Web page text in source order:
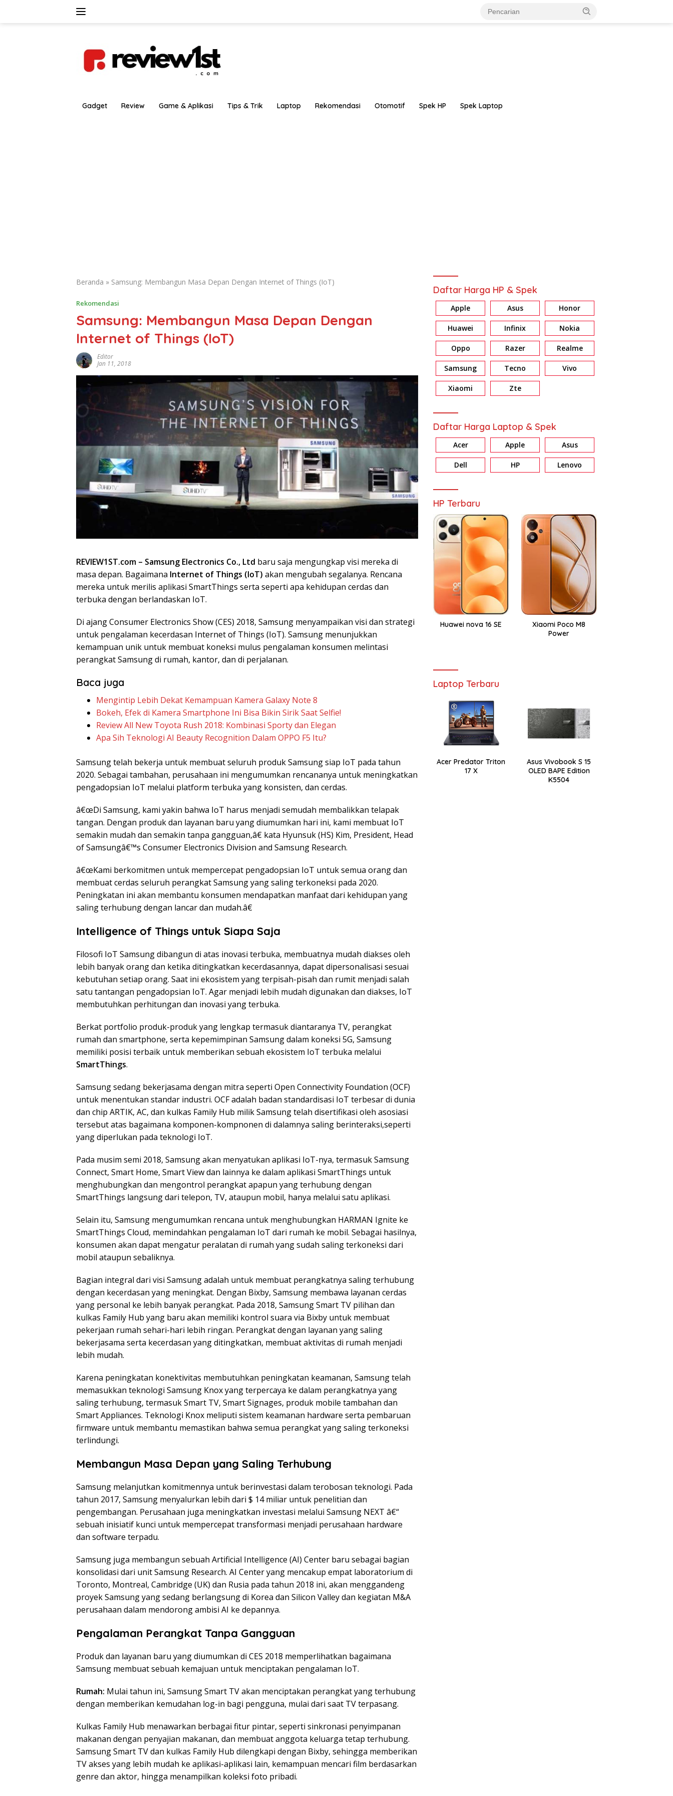
Gadget Review Game & Aplikasi Tips & Trik Laptop Rekomendasi Otomotif Spek HP Spek Laptop
Beranda » Samsung: Membangun Masa Depan Dengan Internet of Things (IoT)
Rekomendasi
Samsung: Membangun Masa Depan Dengan
Internet of Things (IoT)
Editor
Jan 11, 2018
REVIEW1ST.com – Samsung Electronics Co., Ltd baru saja mengungkap visi mereka di
masa depan. Bagaimana Internet of Things (IoT) akan mengubah segalanya. Rencana
mereka untuk merilis aplikasi SmartThings serta seperti apa kehidupan cerdas dan
terbuka dengan berlandaskan IoT.
Di ajang Consumer Electronics Show (CES) 2018, Samsung menyampaikan visi dan strategi
untuk pengalaman kecerdasan Internet of Things (IoT). Samsung menunjukkan
kemampuan unik untuk membuat koneksi mulus pengalaman konsumen melintasi
perangkat Samsung di rumah, kantor, dan di perjalanan.
Baca juga
Mengintip Lebih Dekat Kemampuan Kamera Galaxy Note 8
Bokeh, Efek di Kamera Smartphone Ini Bisa Bikin Sirik Saat Selfie!
Review All New Toyota Rush 2018: Kombinasi Sporty dan Elegan
Apa Sih Teknologi AI Beauty Recognition Dalam OPPO F5 Itu?
Samsung telah bekerja untuk membuat seluruh produk Samsung siap IoT pada tahun
2020. Sebagai tambahan, perusahaan ini mengumumkan rencananya untuk meningkatkan
pengadopsian IoT melalui platform terbuka yang konsisten, dan cerdas.
â€œDi Samsung, kami yakin bahwa IoT harus menjadi semudah membalikkan telapak
tangan. Dengan produk dan layanan baru yang diumumkan hari ini, kami membuat IoT
semakin mudah dan semakin tanpa gangguan,â€ kata Hyunsuk (HS) Kim, President, Head
of Samsungâ€™s Consumer Electronics Division and Samsung Research.
â€œKami berkomitmen untuk mempercepat pengadopsian IoT untuk semua orang dan
membuat cerdas seluruh perangkat Samsung yang saling terkoneksi pada 2020.
Peningkatan ini akan membantu konsumen mendapatkan manfaat dari kehidupan yang
saling terhubung dengan lancar dan mudah.â€
Intelligence of Things untuk Siapa Saja
Filosofi IoT Samsung dibangun di atas inovasi terbuka, membuatnya mudah diakses oleh
lebih banyak orang dan ketika ditingkatkan kecerdasannya, dapat dipersonalisasi sesuai
kebutuhan setiap orang. Saat ini ekosistem yang terpisah-pisah dan rumit menjadi salah
satu tantangan pengadopsian IoT. Agar menjadi lebih mudah digunakan dan diakses, IoT
membutuhkan perhitungan dan inovasi yang terbuka.
Berkat portfolio produk-produk yang lengkap termasuk diantaranya TV, perangkat
rumah dan smartphone, serta kepemimpinan Samsung dalam koneksi 5G, Samsung
memiliki posisi terbaik untuk memberikan sebuah ekosistem IoT terbuka melalui
SmartThings.
Samsung sedang bekerjasama dengan mitra seperti Open Connectivity Foundation (OCF)
untuk menentukan standar industri. OCF adalah badan standardisasi IoT terbesar di dunia
dan chip ARTIK, AC, dan kulkas Family Hub milik Samsung telah disertifikasi oleh asosiasi
tersebut atas bagaimana komponen-kompnonen di dalamnya saling berinteraksi,seperti
yang diperlukan pada teknologi IoT.
Pada musim semi 2018, Samsung akan menyatukan aplikasi IoT-nya, termasuk Samsung
Connect, Smart Home, Smart View dan lainnya ke dalam aplikasi SmartThings untuk
menghubungkan dan mengontrol perangkat apapun yang terhubung dengan
SmartThings langsung dari telepon, TV, ataupun mobil, hanya melalui satu aplikasi.
Selain itu, Samsung mengumumkan rencana untuk menghubungkan HARMAN Ignite ke
SmartThings Cloud, memindahkan pengalaman IoT dari rumah ke mobil. Sebagai hasilnya,
konsumen akan dapat mengatur peralatan di rumah yang sudah saling terkoneksi dari
mobil ataupun sebaliknya.
Bagian integral dari visi Samsung adalah untuk membuat perangkatnya saling terhubung
dengan kecerdasan yang meningkat. Dengan Bixby, Samsung membawa layanan cerdas
yang personal ke lebih banyak perangkat. Pada 2018, Samsung Smart TV pilihan dan
kulkas Family Hub yang baru akan memiliki kontrol suara via Bixby untuk membuat
pekerjaan rumah sehari-hari lebih ringan. Perangkat dengan layanan yang saling
bekerjasama serta kecerdasan yang ditingkatkan, membuat aktivitas di rumah menjadi
lebih mudah.
Karena peningkatan konektivitas membutuhkan peningkatan keamanan, Samsung telah
memasukkan teknologi Samsung Knox yang terpercaya ke dalam perangkatnya yang
saling terhubung, termasuk Smart TV, Smart Signages, produk mobile tambahan dan
Smart Appliances. Teknologi Knox meliputi sistem keamanan hardware serta pembaruan
firmware untuk membantu memastikan bahwa semua perangkat yang saling terkoneksi
terlindungi.
Membangun Masa Depan yang Saling Terhubung
Samsung melanjutkan komitmennya untuk berinvestasi dalam terobosan teknologi. Pada
tahun 2017, Samsung menyalurkan lebih dari $ 14 miliar untuk penelitian dan
pengembangan. Perusahaan juga meningkatkan investasi melalui Samsung NEXT â€“
sebuah inisiatif kunci untuk mempercepat transformasi menjadi perusahaan hardware
dan software terpadu.
Samsung juga membangun sebuah Artificial Intelligence (AI) Center baru sebagai bagian
konsolidasi dari unit Samsung Research. AI Center yang mencakup empat laboratorium di
Toronto, Montreal, Cambridge (UK) dan Rusia pada tahun 2018 ini, akan menggandeng
proyek Samsung yang sedang berlangsung di Korea dan Silicon Valley dan kegiatan M&A
perusahaan dalam mendorong ambisi AI ke depannya.
Pengalaman Perangkat Tanpa Gangguan
Produk dan layanan baru yang diumumkan di CES 2018 memperlihatkan bagaimana
Samsung membuat sebuah kemajuan untuk menciptakan pengalaman IoT.
Rumah: Mulai tahun ini, Samsung Smart TV akan menciptakan perangkat yang terhubung
dengan memberikan kemudahan log-in bagi pengguna, mulai dari saat TV terpasang.
Kulkas Family Hub menawarkan berbagai fitur pintar, seperti sinkronasi penyimpanan
makanan dengan penyajian makanan, dan membuat anggota keluarga tetap terhubung.
Samsung Smart TV dan kulkas Family Hub dilengkapi dengan Bixby, sehingga memberikan
TV akses yang lebih mudah ke aplikasi-aplikasi lain, kemampuan mencari film berdasarkan
genre dan aktor, hingga menampilkan koleksi foto pribadi.
Daftar Harga HP & Spek
Apple Asus Honor
Huawei Infinix Nokia
Oppo Razer Realme
Samsung Tecno Vivo
Xiaomi Zte
Daftar Harga Laptop & Spek
Acer Apple Asus
Dell HP Lenovo
HP Terbaru
Huawei nova 16 SE
Xiaomi Poco M8
Power
Laptop Terbaru
Acer Predator Triton
17 X
Asus Vivobook S 15
OLED BAPE Edition
K5504